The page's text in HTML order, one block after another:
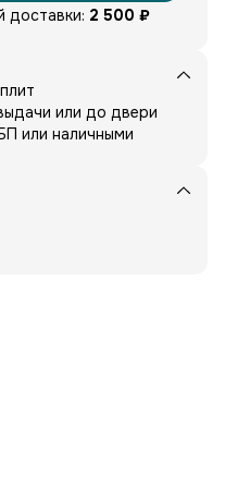
доставки: 2 500 ₽
или до двери
или наличными